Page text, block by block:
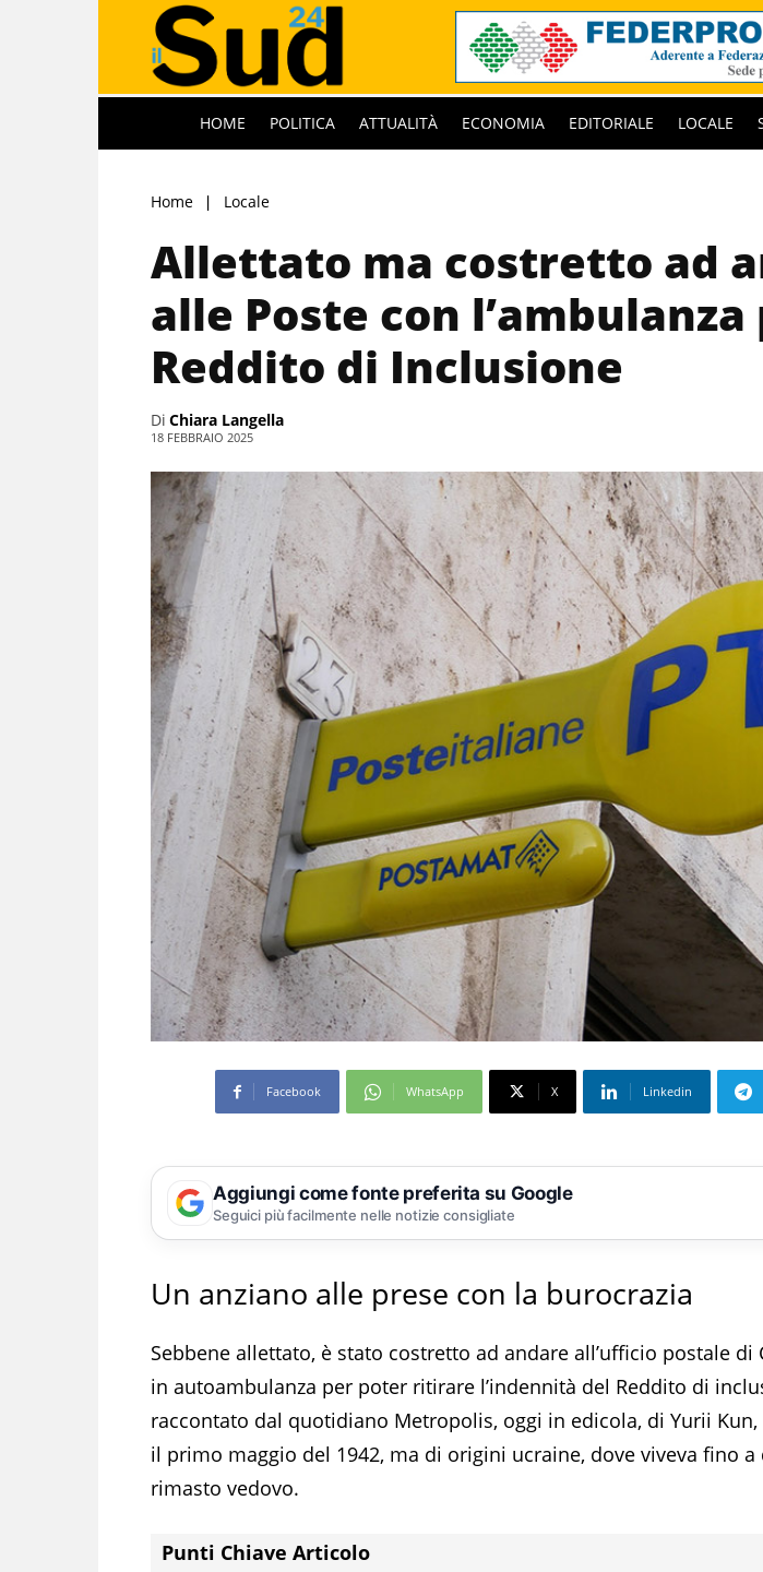
HOME POLITICA ATTUALITÀ ECONOMIA EDITORIALE LOCALE
Home Locale
Allettato ma costretto ad
alle Poste con
Reddito di Inclusione
Di Chiara Langella
18 FEBBRAIO 2025
Facebook WhatsApp X Linkedin
Aggiungi come fonte preferita su Google
Seguici più facilmente nelle notizie consigliate
Un anziano alle prese con la burocrazia
Sebbene allettato, è stato costretto ad andare all’ufficio postale di
in autoambulanza per poter ritirare l’indennità del Reddito di
raccontato dal quotidiano Metropolis, oggi in edicola, di Yurii
il primo maggio del 1942, ma di origini ucraine, dove viveva fino
rimasto vedovo.
Punti Chiave Articolo